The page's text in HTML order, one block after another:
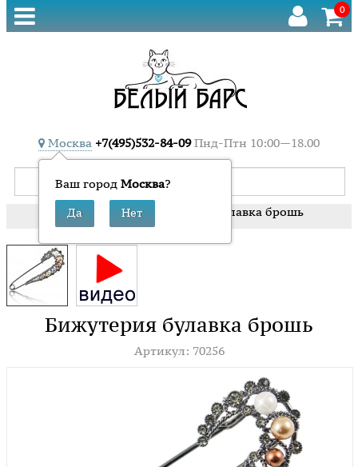
0
Москва
Ваш город Москва?
+7(495)532-84-09 Пнд-Птн 10:00—18.00
Главная Броши» Бижутерия булавка брошь
Бижутерия булавка брошь
Артикул: 70256